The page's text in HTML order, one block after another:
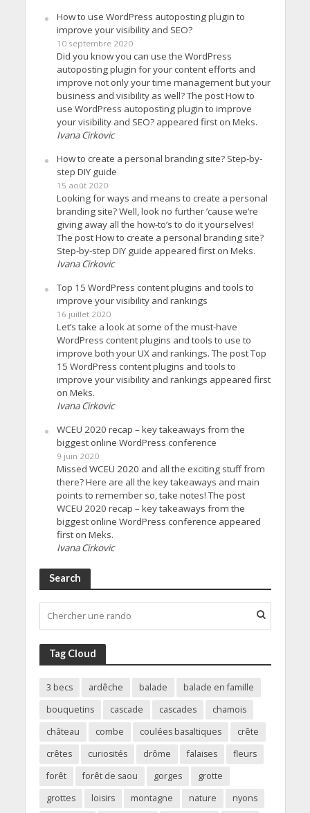
How to use WordPress autoposting plugin to
improve your visibility and SEO?
10 septembre 2020
Did you know you can use the WordPress
autoposting plugin for your content efforts and
improve not only your time management but your
business and visibility as well? The post How to
use WordPress autoposting plugin to improve
your visibility and SEO? appeared first on Meks.
Ivana Cirkovic
How to create a personal branding site? Step-by-
step DIY guide
15 août 2020
Looking for ways and means to create a personal
branding site? Well, look no further ’cause we’re
giving away all the how-to’s to do it yourselves!
The post How to create a personal branding site?
Step-by-step DIY guide appeared first on Meks.
Ivana Cirkovic
Top 15 WordPress content plugins and tools to
improve your visibility and rankings
16 juillet 2020
Let’s take a look at some of the must-have
WordPress content plugins and tools to use to
improve both your UX and rankings. The post Top
15 WordPress content plugins and tools to
improve your visibility and rankings appeared first
on Meks.
Ivana Cirkovic
WCEU 2020 recap – key takeaways from the
biggest online WordPress conference
9 juin 2020
Missed WCEU 2020 and all the exciting stuff from
there? Here are all the key takeaways and main
points to remember so, take notes! The post
WCEU 2020 recap – key takeaways from the
biggest online WordPress conference appeared
first on Meks.
Ivana Cirkovic
Search
Tag Cloud
3 becs ardêche balade
balade en famille
bouquetins
cascade cascades
chamois
château
combe coulées basaltiques
crête
crêtes
curiosités drôme falaises
fleurs
forêt
forêt de saou gorges
grotte
grottes
loisirs montagne nature
nyons